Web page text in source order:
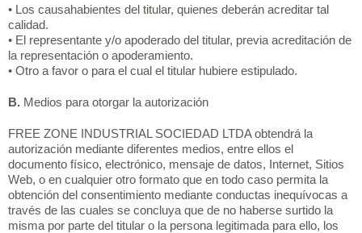
• Los causahabientes del titular, quienes deberán acreditar tal
calidad.
• El representante y/o apoderado del titular, previa acreditación de
la representación o apoderamiento.
• Otro a favor o para el cual el titular hubiere estipulado.
B. Medios para otorgar la autorización
FREE ZONE INDUSTRIAL SOCIEDAD LTDA obtendrá la
autorización mediante diferentes medios, entre ellos el
documento físico, electrónico, mensaje de datos, Internet, Sitios
Web, o en cualquier otro formato que en todo caso permita la
obtención del consentimiento mediante conductas inequívocas a
través de las cuales se concluya que de no haberse surtido la
misma por parte del titular o la persona legitimada para ello, los